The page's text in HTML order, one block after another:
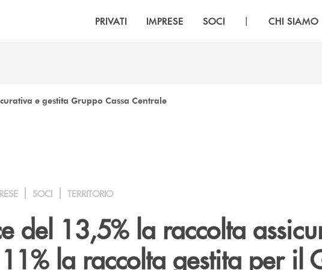
PRIVATI IMPRESE SOCI | CHI SIAMO
e gestita Gruppo Cassa Centrale
SOCI TERRITORIO
del 13,5% la raccolta
la raccolta gestita per il